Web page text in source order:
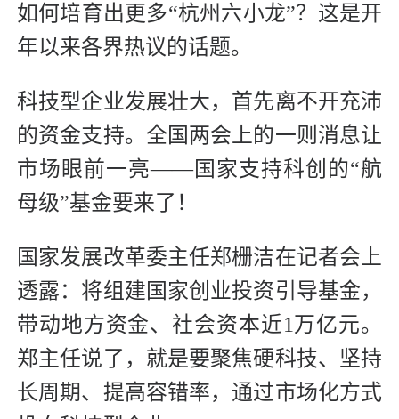
如何培育出更多“杭州六小龙”？这是开
年以来各界热议的话题。
科技型企业发展壮大，首先离不开充沛
的资金支持。全国两会上的一则消息让
市场眼前一亮——国家支持科创的“航
母级”基金要来了！
国家发展改革委主任郑栅洁在记者会上
透露：将组建国家创业投资引导基金，
带动地方资金、社会资本近1万亿元。
郑主任说了，就是要聚焦硬科技、坚持
长周期、提高容错率，通过市场化方式